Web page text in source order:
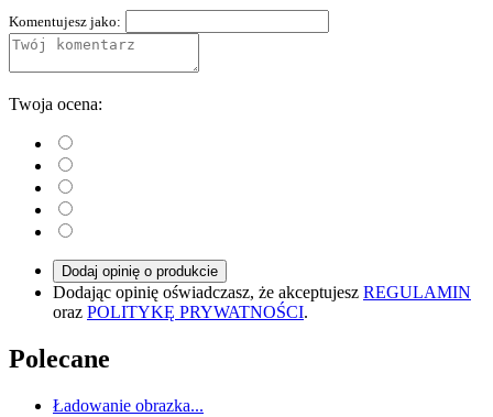
Komentujesz jako:
Twoja ocena:
Dodaj opinię o produkcie
Dodając opinię oświadczasz, że akceptujesz REGULAMIN
oraz POLITYKĘ PRYWATNOŚCI.
Polecane
Ładowanie obrazka...